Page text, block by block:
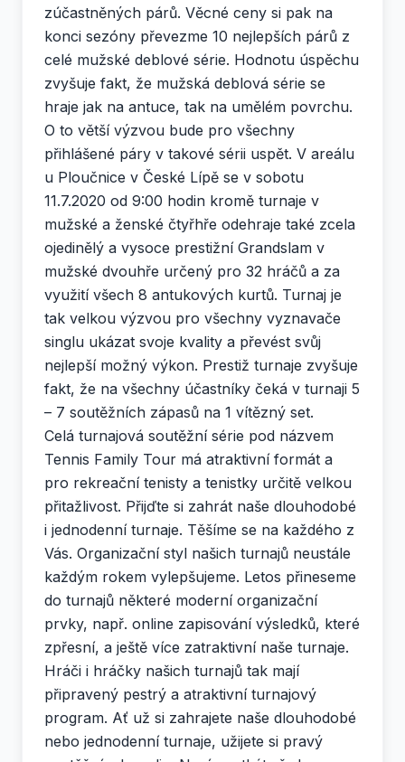
zúčastněných párů. Věcné ceny si pak na
konci sezóny převezme 10 nejlepších párů z
celé mužské deblové série. Hodnotu úspěchu
zvyšuje fakt, že mužská deblová série se
hraje jak na antuce, tak na umělém povrchu.
O to větší výzvou bude pro všechny
přihlášené páry v takové sérii uspět. V areálu
u Ploučnice v České Lípě se v sobotu
11.7.2020 od 9:00 hodin kromě turnaje v
mužské a ženské čtyřhře odehraje také zcela
ojedinělý a vysoce prestižní Grandslam v
mužské dvouhře určený pro 32 hráčů a za
využití všech 8 antukových kurtů. Turnaj je
tak velkou výzvou pro všechny vyznavače
singlu ukázat svoje kvality a převést svůj
nejlepší možný výkon. Prestiž turnaje zvyšuje
fakt, že na všechny účastníky čeká v turnaji 5
– 7 soutěžních zápasů na 1 vítězný set.
Celá turnajová soutěžní série pod názvem
Tennis Family Tour má atraktivní formát a
pro rekreační tenisty a tenistky určitě velkou
přitažlivost. Přijďte si zahrát naše dlouhodobé
i jednodenní turnaje. Těšíme se na každého z
Vás. Organizační styl našich turnajů neustále
každým rokem vylepšujeme. Letos přineseme
do turnajů některé moderní organizační
prvky, např. online zapisování výsledků, které
zpřesní, a ještě více zatraktivní naše turnaje.
Hráči i hráčky našich turnajů tak mají
připravený pestrý a atraktivní turnajový
program. Ať už si zahrajete naše dlouhodobé
nebo jednodenní turnaje, užijete si pravý